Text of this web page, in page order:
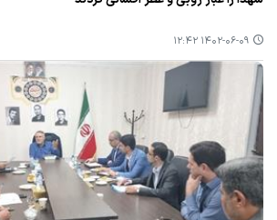
۱۴۰۲-۰۶-۰۹ ۱۲:۴۲